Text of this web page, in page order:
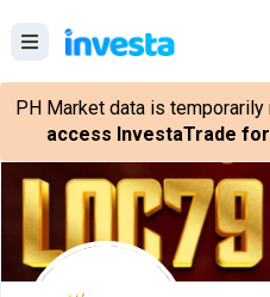
PH Market data is temporarily
access InvestaTrade